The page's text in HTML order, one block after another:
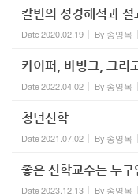
칼빈의 성경해석과 설
Date2020.02.19 By 송영목
카이퍼, 바빙크, 그리
Date2022.04.02 By 송영목
청년신학
Date2021.07.02 By 송영목
좋은 신학교수는 누구
Date2023.12.13 By 송영목